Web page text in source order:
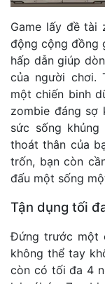
Game lấy đề tài
động cộng đồng
hấp dẫn giúp
của người chơi.
một chiến binh
zombie đáng sợ
sức sống
thoát thân của
trốn, bạn còn
đấu một sống
Tận dụng tối
Đứng trước một
không thể tay
còn có tối đa 4